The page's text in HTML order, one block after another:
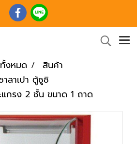
งหมด
สินค้า
ลาเปา ตู้ซูชิ
กรง 2 ชั้น ขนาด 1 ถาด